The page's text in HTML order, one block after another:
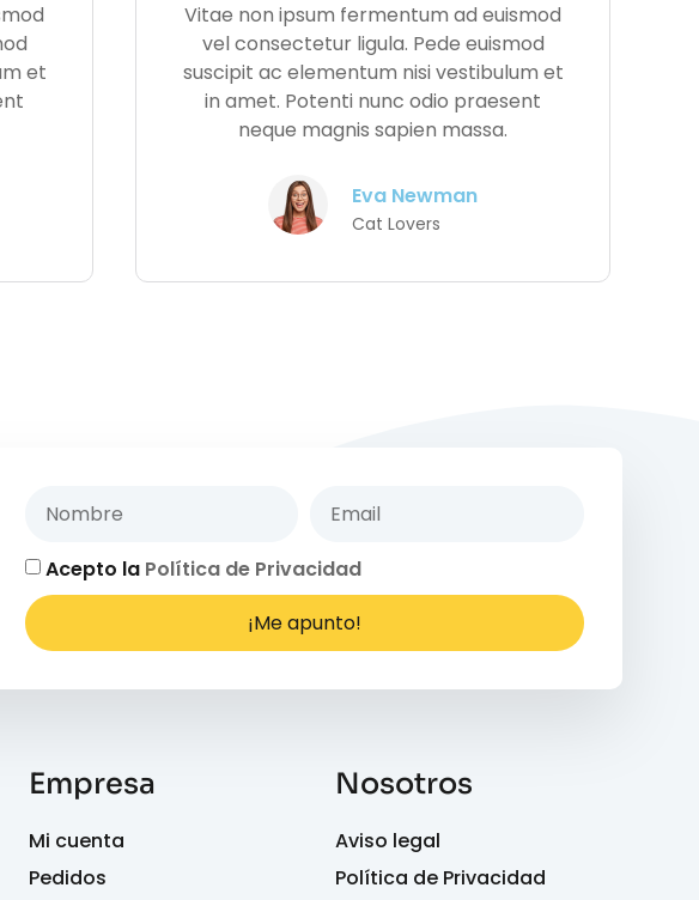
et
Vitae non ipsum fermentum ad euismod
vel consectetur ligula. Pede euismod
suscipit ac elementum nisi vestibulum et
in amet. Potenti nunc odio praesent
neque magnis sapien massa.
Eva Newman
Cat Lovers
Acepto la Política de Privacidad
¡Me apunto!
Empresa
Mi cuenta
Pedidos
Nosotros
Aviso legal
Política de Privacidad